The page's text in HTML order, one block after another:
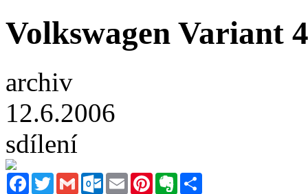
Volkswagen Variant
archiv
12.6.2006
sdílení
FacebookTwitterGmail Outlook.com
Email PinterestEvernote